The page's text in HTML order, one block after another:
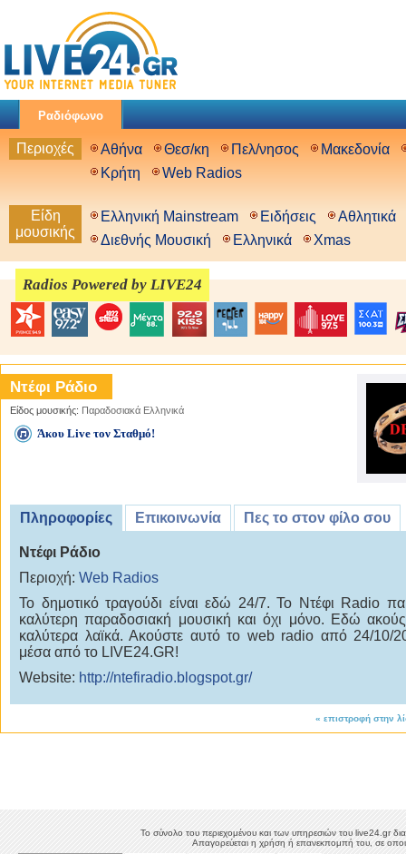
Ραδιόφωνο
Περιοχές Αθήνα Θεσ/κη Πελ/νησος
Μακεδονία
Κρήτη
Web Radios
Είδη
μουσικής
Ελληνική Mainstream Ειδήσεις
Αθλητικά
Διεθνής Μουσική
Ελληνικά Xmas
Radios Powered by LIVE24
Ντέφι Ράδιο
Είδος μουσικής: Παραδοσιακά Ελληνικά
Άκου Live τον Σταθμό!
Πληροφορίες Επικοινωνία Πες το στον φίλο σου
Ντέφι Ράδιο
Περιοχή: Web Radios
Το δημοτικό τραγούδι είναι εδώ 24/7. Το Ντέφι Radio
καλύτερη παραδοσιακή μουσική και όχι μόνο. Εδώ
καλύτερα λαϊκά. Ακούστε αυτό το web radio από 24/10/
μέσα από το LIVE24.GR!
Website: http://ntefiradio.blogspot.gr/
« επιστροφή στην
Το σύνολο του περιεχομένου και των υπηρεσιών του live24.gr
Απαγορεύεται η χρήση ή επανεκπομπή του, σε